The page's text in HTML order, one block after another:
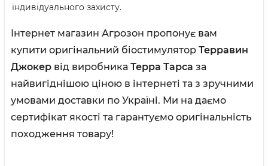
індивідуального захисту.
Інтернет магазин Агрозон пропонує вам
купити оригінальний біостимулятор Терравин
Джокер від виробника Терра Тарса за
найвигіднішою ціною в інтернеті та з зручними
умовами доставки по Україні. Ми на даємо
сертифікат якості та гарантуємо оригінальність
походження товару!